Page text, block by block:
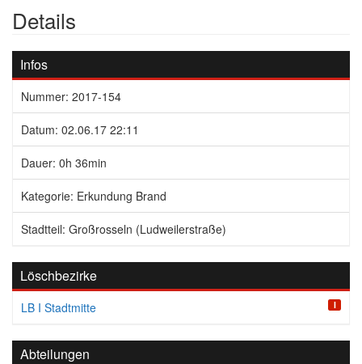
Details
Infos
Nummer: 2017-154
Datum: 02.06.17 22:11
Dauer: 0h 36min
Kategorie: Erkundung Brand
Stadtteil: Großrosseln (Ludweilerstraße)
Löschbezirke
LB I Stadtmitte I
Abteilungen